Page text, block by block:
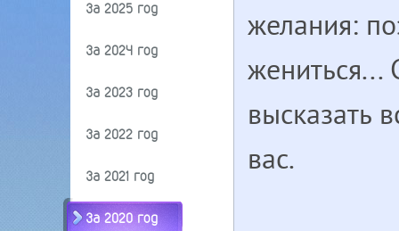
За 2025 год
За 2024 год
За 2023 год
За 2022 год
За 2021 год
За 2020 год
желания:
жениться...
высказать
вас.